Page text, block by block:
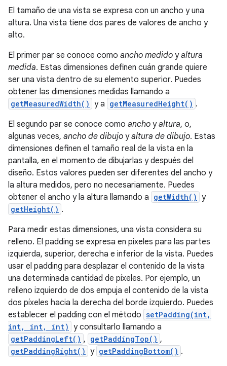
El tamaño de una vista se expresa con un ancho y una
altura. Una vista tiene dos pares de valores de ancho y
alto.
El primer par se conoce como ancho medido yaltura
medida. Estas dimensiones definen cuán grande quiere
ser una vista dentro de su elemento superior. Puedes
obtener las dimensiones medidas llamando a
getMeasuredWidth() y a getMeasuredHeight() .
El segundo par se conoce como ancho yaltura, o,
algunas veces, ancho de dibujo yaltura de dibujo. Estas
dimensiones definen el tamaño real de la vista en la
pantalla, en el momento de dibujarlas y después del
diseño. Estos valores pueden ser diferentes del ancho y
la altura medidos, pero no necesariamente. Puedes
obtener el ancho y la altura llamando a getWidth() y
getHeight() .
Para medir estas dimensiones, una vista considera su
relleno. El padding se expresa en píxeles para las partes
izquierda, superior, derecha e inferior de la vista. Puedes
usar el padding para desplazar el contenido de la vista
una determinada cantidad de píxeles. Por ejemplo, un
relleno izquierdo de dos empuja el contenido de la vista
dos píxeles hacia la derecha del borde izquierdo. Puedes
establecer el padding con el método setPadding(int,
int, int, int) y consultarlo llamando a
getPaddingLeft() , getPaddingTop() ,
getPaddingRight() y getPaddingBottom() .